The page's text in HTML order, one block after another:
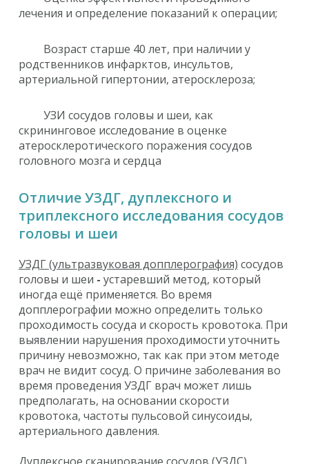
лечения и определение показаний к операции;
Возраст старше 40 лет, при наличии у
родственников инфарктов, инсультов,
артериальной гипертонии, атеросклероза;
УЗИ сосудов головы и шеи, как
скрининговое исследование в оценке
атеросклеротического поражения сосудов
головного мозга и сердца
Отличие УЗДГ, дуплексного и
триплексного исследования сосудов
головы и шеи
УЗДГ (ультразвуковая допплерография) сосудов
головы и шеи - устаревший метод, который
иногда ещё применяется. Во время
допплерографии можно определить только
проходимость сосуда и скорость кровотока. При
выявлении нарушения проходимости уточнить
причину невозможно, так как при этом методе
врач не видит сосуд. О причине заболевания во
время проведения УЗДГ врач может лишь
предполагать, на основании скорости
кровотока, частоты пульсовой синусоиды,
артериального давления.